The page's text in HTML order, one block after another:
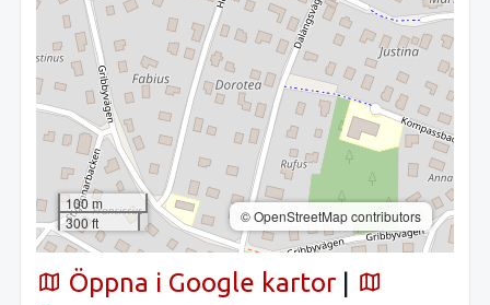
100 m
300 ft
© OpenStreetMap contributors
Öppna i Google kartor |